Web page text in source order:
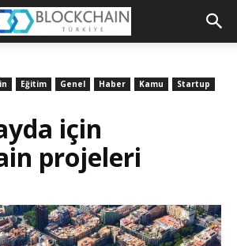
Eğitim Genel Haber Kamu
Startup
için
projeleri